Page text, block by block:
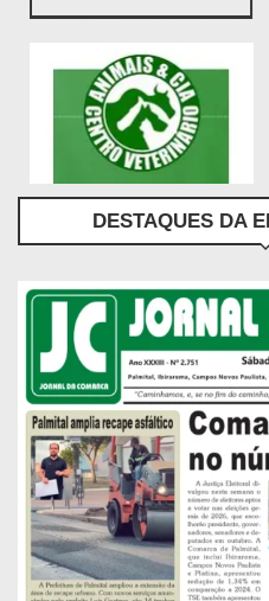
DESTAQUES DA